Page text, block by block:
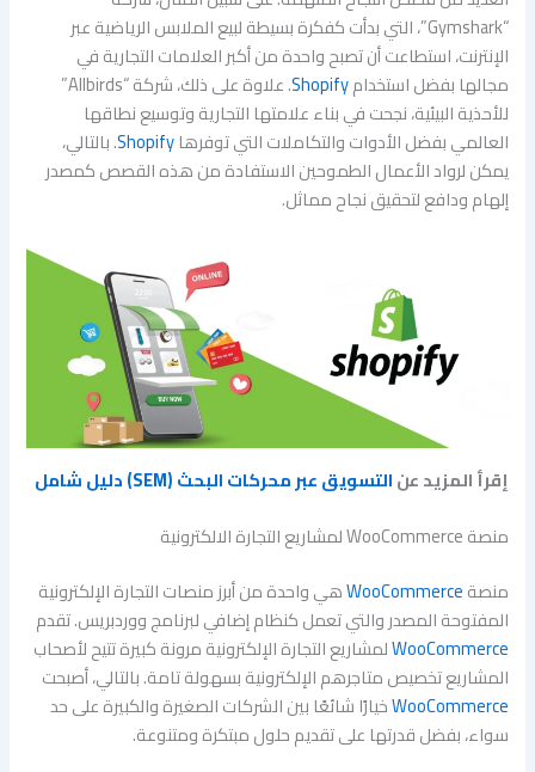
“Gymshark”، التي بدأت كفكرة بسيطة لبيع الملابس الرياضية عبر
الإنترنت، استطاعت أن تصبح واحدة من أكبر العلامات التجارية في
مجالها بفضل استخدامShopify
. علاوة على ذلك، شركة “Allbirds”
للأحذية البيئية، نجحت في بناء علامتها التجارية وتوسيع نطاقها
العالمي بفضل الأدوات والتكاملات التي توفرهاShopify. بالتالي،
يمكن لرواد الأعمال الطموحين الاستفادة من هذه القصص كمصدر
إلهام ودافع لتحقيق نجاح مماثل.
إقرأ المزيد عنالتسويق عبر محركات البحث (SEM) دليل شامل
منصة WooCommerce لمشاريع التجارة الالكترونية
منصةWooCommerceهي واحدة من أبرز منصات التجارة الإلكترونية
المفتوحة المصدر والتي تعمل كنظام إضافي لبرنامج ووردبريس. تقدم
WooCommerceلمشاريع التجارة الإلكترونية مرونة كبيرة تتيح لأصحاب
المشاريع تخصيص متاجرهم الإلكترونية بسهولة تامة. بالتالي، أصبحت
WooCommerceخيارًا شائعًا بين الشركات الصغيرة والكبيرة على حد
سواء، بفضل قدرتها على تقديم حلول مبتكرة ومتنوعة.